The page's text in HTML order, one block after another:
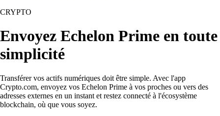
CRYPTO
Envoyez Echelon Prime en toute
simplicité
Transférer vos actifs numériques doit être simple. Avec l'app
Crypto.com, envoyez vos Echelon Prime à vos proches ou vers des
adresses externes en un instant et restez connecté à l'écosystème
blockchain, où que vous soyez.